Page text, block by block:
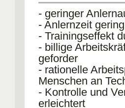
- geringer
- Anlernzeit gering
- Trainingseffekt
- billige
geforder
- rationelle
Menschen an
- Kontrolle und
erleichtert